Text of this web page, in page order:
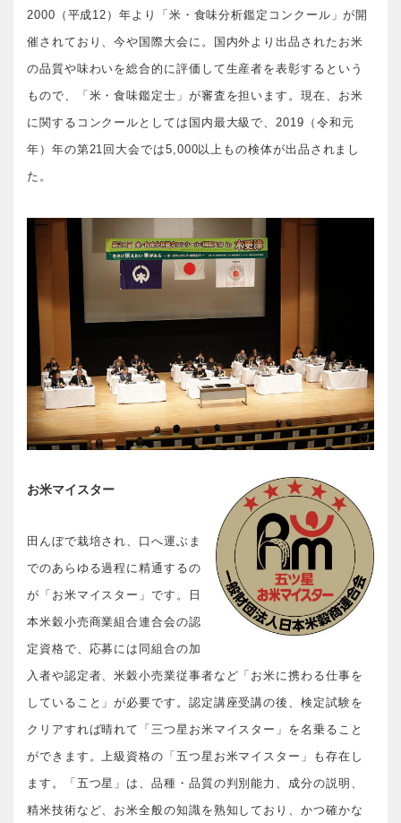
2000（平成12）年より「米・食味分析鑑定コンクール」が開
催されており、今や国際大会に。国内外より出品されたお米
の品質や味わいを総合的に評価して生産者を表彰するという
もので、「米・食味鑑定士」が審査を担います。現在、お米
に関するコンクールとしては国内最大級で、2019（令和元
年）年の第21回大会では5,000以上もの検体が出品されまし
た。
お米マイスター
田んぼで栽培され、口へ運ぶま
でのあらゆる過程に精通するの
が「お米マイスター」です。日
本米穀小売商業組合連合会の認
定資格で、応募には同組合の加
入者や認定者、米穀小売業従事者など「お米に携わる仕事を
していること」が必要です。認定講座受講の後、検定試験を
クリアすれば晴れて「三つ星お米マイスター」を名乗ること
ができます。上級資格の「五つ星お米マイスター」も存在し
ます。「五つ星」は、品種・品質の判別能力、成分の説明、
精米技術など、お米全般の知識を熟知しており、かつ確かな